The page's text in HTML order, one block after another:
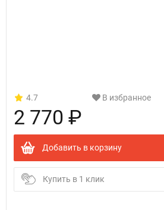
4.7 В избранное
2 770 ₽
Добавить в корзину
Купить в 1 клик